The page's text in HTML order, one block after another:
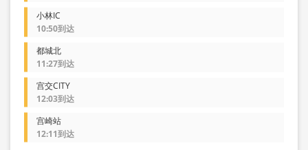
小林IC
10:50到达
都城北
11:27到达
宫交CITY
12:03到达
宫崎站
12:11到达